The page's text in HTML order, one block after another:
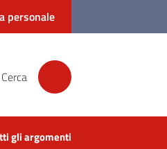
personale
Cerca
gli argomenti